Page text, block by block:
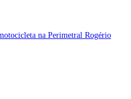
na Perimetral Rogério